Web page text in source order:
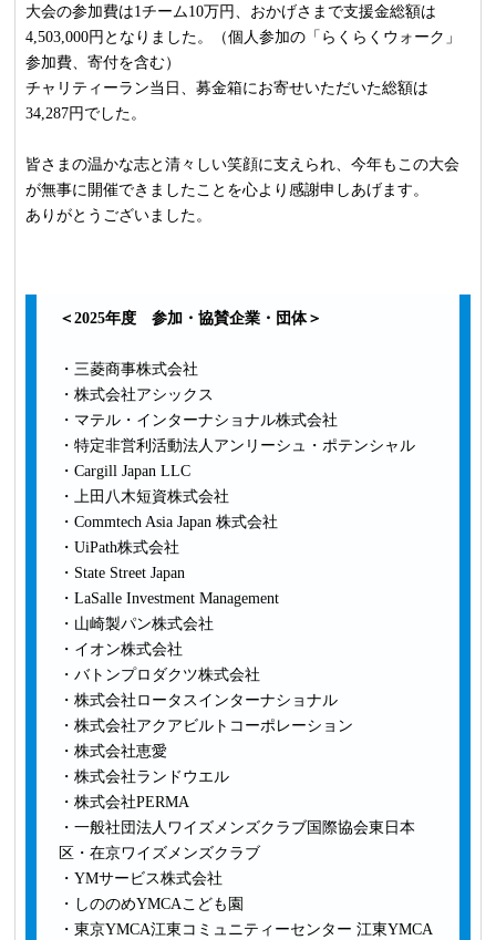
大会の参加費は1チーム10万円、おかげさまで支援金総額は
4,503,000円となりました。（個人参加の「らくらくウォーク」
参加費、寄付を含む）
チャリティーラン当日、募金箱にお寄せいただいた総額は
34,287円でした。
皆さまの温かな志と清々しい笑顔に支えられ、今年もこの大会
が無事に開催できましたことを心より感謝申しあげます。
ありがとうございました。
＜2025年度 参加・協賛企業・団体＞
・三菱商事株式会社
・株式会社アシックス
・マテル・インターナショナル株式会社
・特定非営利活動法人アンリーシュ・ポテンシャル
・Cargill Japan LLC
・上田八木短資株式会社
・Commtech Asia Japan 株式会社
・UiPath株式会社
・State Street Japan
・LaSalle Investment Management
・山崎製パン株式会社
・イオン株式会社
・バトンプロダクツ株式会社
・株式会社ロータスインターナショナル
・株式会社アクアビルトコーポレーション
・株式会社恵愛
・株式会社ランドウエル
・株式会社PERMA
・一般社団法人ワイズメンズクラブ国際協会東日本
区・ 在京ワイズメンズクラブ
・YMサービス株式会社
・しののめYMCAこども園
・東京YMCA江東コミュニティーセンター 江東YMCA